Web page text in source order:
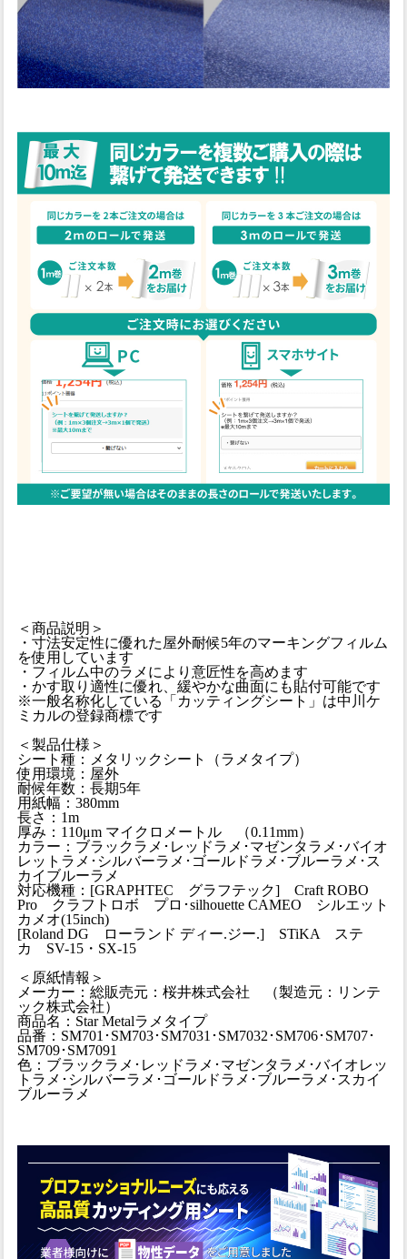
＜商品説明＞
・寸法安定性に優れた屋外耐候5年のマーキングフィルム
を使用しています
・フィルム中のラメにより意匠性を高めます
・かす取り適性に優れ、緩やかな曲面にも貼付可能です
※一般名称化している「カッティングシート」は中川ケ
ミカルの登録商標です
＜製品仕様＞
シート種：メタリックシート（ラメタイプ）
使用環境：屋外
耐候年数：長期5年
用紙幅：380mm
長さ：1m
厚み：110μm マイクロメートル （0.11mm）
カラー：ブラックラメ･レッドラメ･マゼンタラメ･バイオ
レットラメ･シルバーラメ･ゴールドラメ･ブルーラメ･ス
カイブルーラメ
対応機種：[GRAPHTEC グラフテック] Craft ROBO
Pro クラフトロボ プロ･silhouette CAMEO シルエット
カメオ(15inch)
[Roland DG ローランド ディー.ジー.] STiKA ステ
カ SV-15・SX-15
＜原紙情報＞
メーカー：総販売元：桜井株式会社 （製造元：リンテ
ック株式会社）
商品名：Star Metalラメタイプ
品番：SM701･SM703･SM7031･SM7032･SM706･SM707･
SM709･SM7091
色：ブラックラメ･レッドラメ･マゼンタラメ･バイオレッ
トラメ･シルバーラメ･ゴールドラメ･ブルーラメ･スカイ
ブルーラメ